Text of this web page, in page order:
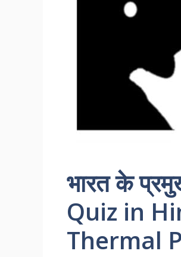
भारत के
Quiz in
Thermal